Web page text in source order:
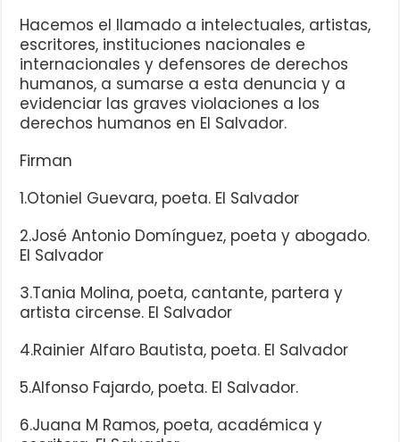
Hacemos el llamado a intelectuales, artistas,
escritores, instituciones nacionales e
internacionales y defensores de derechos
humanos, a sumarse a esta denuncia y a
evidenciar las graves violaciones a los
derechos humanos en El Salvador.
Firman
1.Otoniel Guevara, poeta. El Salvador
2.José Antonio Domínguez, poeta y abogado.
El Salvador
3.Tania Molina, poeta, cantante, partera y
artista circense. El Salvador
4.Rainier Alfaro Bautista, poeta. El Salvador
5.Alfonso Fajardo, poeta. El Salvador.
6.Juana M Ramos, poeta, académica y